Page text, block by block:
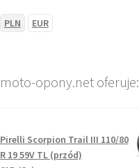
PLN EUR
moto-opony.net oferuje:
Pirelli Scorpion Trail III 110/80
R 19 59V TL (przód)